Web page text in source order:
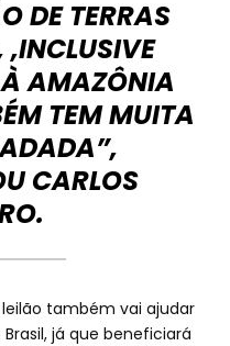
DE TERRAS
,INCLUSIVE
AMAZÔNIA
TEM MUITA
CARLOS
leilão também vai ajudar
já que beneficiará